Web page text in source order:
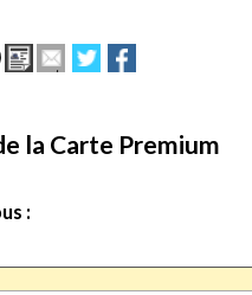
ImprimerEnvoyer
cet
un
ami
Partager
sur
sur
la Carte Premium
: